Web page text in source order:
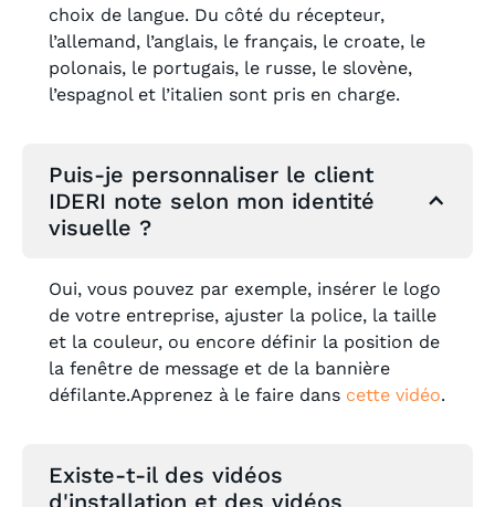
choix de langue. Du côté du récepteur,
l’allemand, l’anglais, le français, le croate, le
polonais, le portugais, le russe, le slovène,
l’espagnol et l’italien sont pris en charge.
Puis-je personnaliser le client
IDERI note selon mon identité
visuelle ?
Oui, vous pouvez par exemple, insérer le logo
de votre entreprise, ajuster la police, la taille
et la couleur, ou encore définir la position de
la fenêtre de message et de la bannière
défilante.Apprenez à le faire dans cette vidéo.
Existe-t-il des vidéos
d'installation et des vidéos